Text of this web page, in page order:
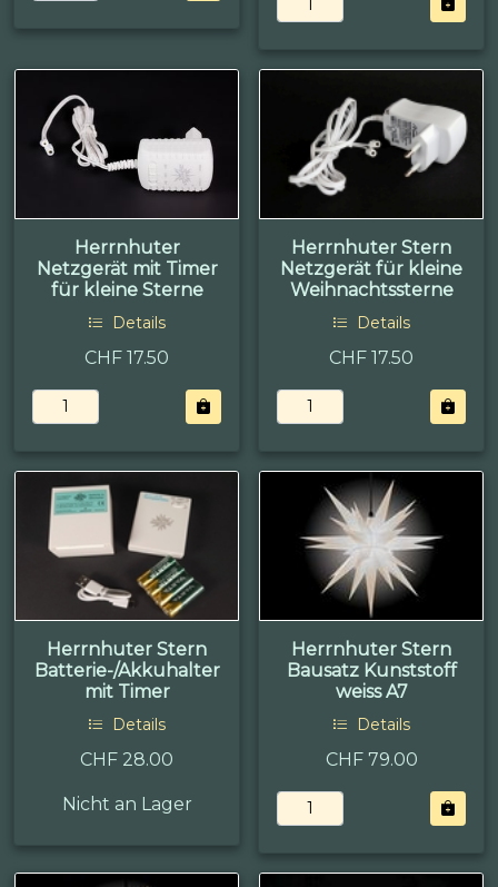
Herrnhuter
Netzgerät mit Timer
für kleine Sterne
Details
CHF 17.50
Herrnhuter Stern
Netzgerät für kleine
Weihnachtssterne
Details
CHF 17.50
Herrnhuter Stern
Batterie-/Akkuhalter
mit Timer
Details
CHF 28.00
Nicht an Lager
Herrnhuter Stern
Bausatz Kunststoff
weiss A7
Details
CHF 79.00